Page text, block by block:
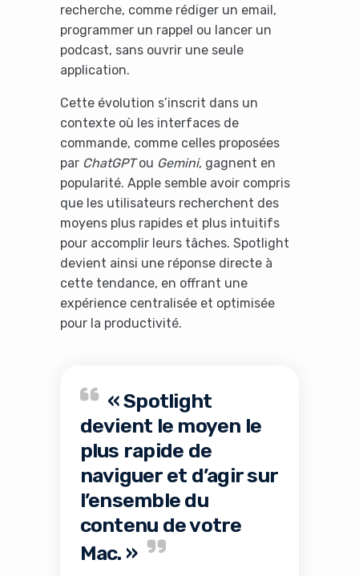
recherche, comme rédiger un email,
programmer un rappel ou lancer un
podcast, sans ouvrir une seule
application.
Cette évolution s’inscrit dans un
contexte où les interfaces de
commande, comme celles proposées
par ChatGPTou Gemini, gagnent en
popularité. Apple semble avoir compris
que les utilisateurs recherchent des
moyens plus rapides et plus intuitifs
pour accomplir leurs tâches. Spotlight
devient ainsi une réponse directe à
cette tendance, en offrant une
expérience centralisée et optimisée
pour la productivité.
« Spotlight
devient le moyen le
plus rapide de
naviguer et d’agir sur
l’ensemble du
contenu de votre
Mac. »